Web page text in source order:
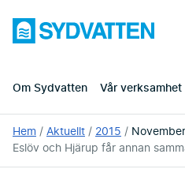
huvudinnehållet
Sydvatten
Om Sydvatten Vår verksamhet
Du
är
här:
Hem Aktuellt 2015 November
Eslöv och Hjärup får annan